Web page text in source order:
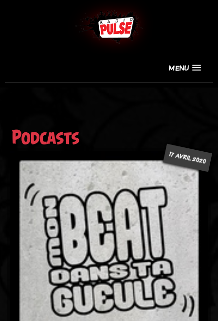
MENU
Podcasts
17 AVRIL 2020